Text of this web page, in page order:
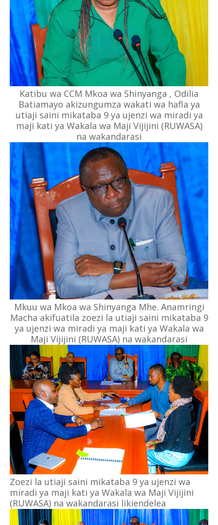
Katibu wa CCM Mkoa wa Shinyanga , Odilia
Batiamayo akizungumza wakati wa hafla ya
utiaji saini mikataba 9 ya ujenzi wa miradi ya
maji kati ya Wakala wa Maji Vijijini (RUWASA)
na wakandarasi
Mkuu wa Mkoa wa Shinyanga Mhe. Anamringi
Macha akifuatila zoezi la utiaji saini mikataba 9
ya ujenzi wa miradi ya maji kati ya Wakala wa
Maji Vijijini (RUWASA) na wakandarasi
Zoezi la utiaji saini mikataba 9 ya ujenzi wa
miradi ya maji kati ya Wakala wa Maji Vijijini
(RUWASA) na wakandarasi likiendelea